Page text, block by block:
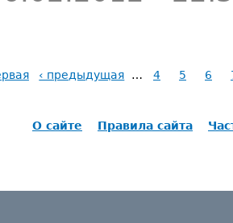
‹ предыдущая … 4 5 6
О сайте Правила сайта